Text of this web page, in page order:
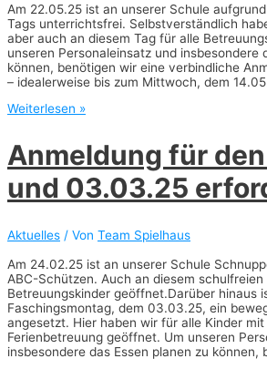
Am 22.05.25 ist an unserer Schule
Tags unterrichtsfrei. Selbstverständlich
aber auch an diesem Tag für alle
unseren Personaleinsatz und insbesondere
können, benötigen wir eine verbindliche
– idealerweise bis zum Mittwoch, dem
Anmeldung
Tag
am
22.05.2025
Weiterlesen »
Anmeldung für
und 03.03.25
Aktuelles / Von Team Spielhaus
Am 24.02.25 ist an unserer Schule
ABC-Schützen. Auch an diesem
Betreuungskinder geöffnet.Darüber hinaus
Faschingsmontag, dem 03.03.25, ein
angesetzt. Hier haben wir für alle Kinder
Ferienbetreuung geöffnet. Um unseren
insbesondere das Essen planen zu können,